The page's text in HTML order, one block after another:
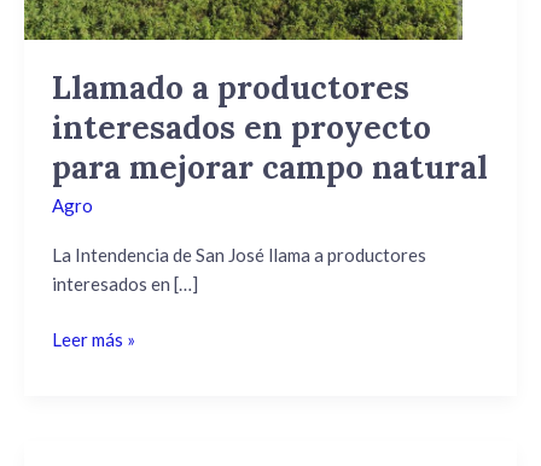
Llamado a productores
interesados en proyecto
para mejorar campo natural
Agro
La Intendencia de San José llama a productores
interesados en […]
mejorar
campo
Leer más »